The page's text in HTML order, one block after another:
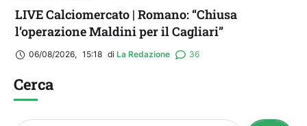
LIVE Calciomercato | Romano: “Chiusa
l’operazione Maldini per il Cagliari”
06/08/2026, 15:18 di La Redazione 36
Cerca